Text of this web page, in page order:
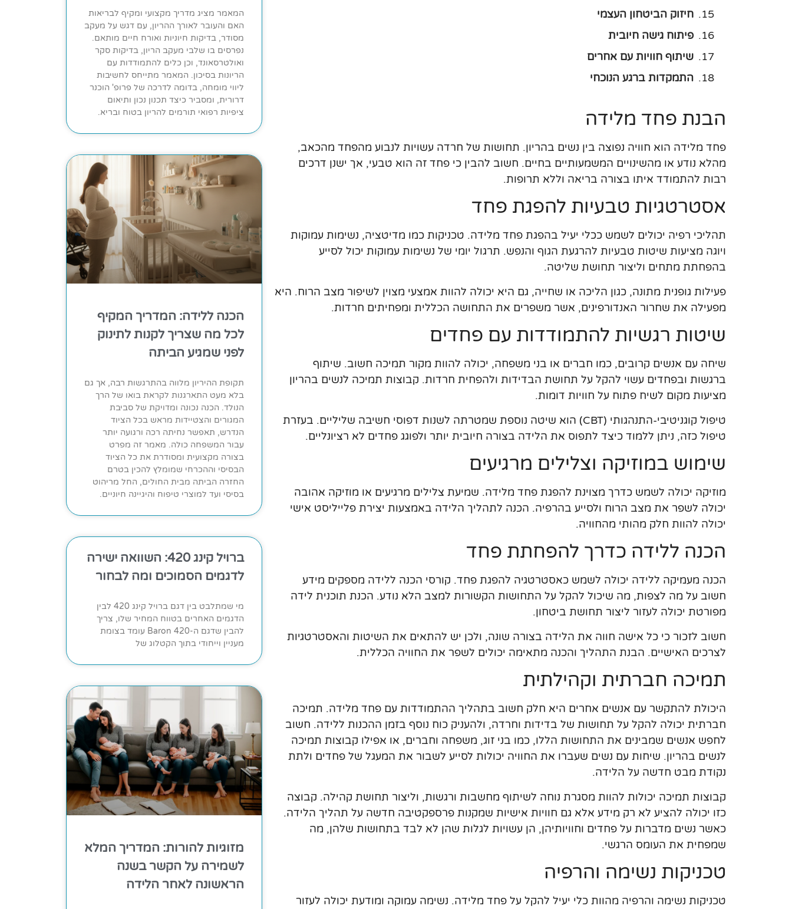
חיזוק הביטחון העצמי
פיתוח גישה חיובית
שיתוף חוויות עם אחרים
התמקדות ברגע הנוכחי
הבנת פחד מלידה
פחד מלידה הוא חוויה נפוצה בין נשים בהריון. תחושות של חרדה עשויות לנבוע מהפחד מהכאב,
מהלא נודע או מהשינויים המשמעותיים בחיים. חשוב להבין כי פחד זה הוא טבעי, אך ישנן דרכים
רבות להתמודד איתו בצורה בריאה וללא תרופות.
אסטרטגיות טבעיות להפגת פחד
תהליכי רפיה יכולים לשמש ככלי יעיל בהפגת פחד מלידה. טכניקות כמו מדיטציה, נשימות עמוקות
ויוגה מציעות שיטות טבעיות להרגעת הגוף והנפש. תרגול יומי של נשימות עמוקות יכול לסייע
בהפחתת מתחים וליצור תחושת שליטה.
פעילות גופנית מתונה, כגון הליכה או שחייה, גם היא יכולה להוות אמצעי מצוין לשיפור מצב הרוח. היא
מפעילה את שחרור האנדורפינים, אשר משפרים את התחושה הכללית ומפחיתים חרדות.
שיטות רגשיות להתמודדות עם פחדים
שיחה עם אנשים קרובים, כמו חברים או בני משפחה, יכולה להוות מקור תמיכה חשוב. שיתוף
ברגשות ובפחדים עשוי להקל על תחושת הבדידות ולהפחית חרדות. קבוצות תמיכה לנשים בהריון
מציעות מקום לשיח פתוח על חוויות דומות.
טיפול קוגניטיבי-התנהגותי (CBT) הוא שיטה נוספת שמטרתה לשנות דפוסי חשיבה שליליים. בעזרת
טיפול כזה, ניתן ללמוד כיצד לתפוס את הלידה בצורה חיובית יותר ולפוגג פחדים לא רציונליים.
שימוש במוזיקה וצלילים מרגיעים
מוזיקה יכולה לשמש כדרך מצוינת להפגת פחד מלידה. שמיעת צלילים מרגיעים או מוזיקה אהובה
יכולה לשפר את מצב הרוח ולסייע בהרפיה. הכנה לתהליך הלידה באמצעות יצירת פלייליסט אישי
יכולה להוות חלק מהותי מהחוויה.
הכנה ללידה כדרך להפחתת פחד
הכנה מעמיקה ללידה יכולה לשמש כאסטרטגיה להפגת פחד. קורסי הכנה ללידה מספקים מידע
חשוב על מה לצפות, מה שיכול להקל על התחושות הקשורות למצב הלא נודע. הכנת תוכנית לידה
מפורטת יכולה לעזור ליצור תחושת ביטחון.
חשוב לזכור כי כל אישה חווה את הלידה בצורה שונה, ולכן יש להתאים את השיטות והאסטרטגיות
לצרכים האישיים. הבנת התהליך והכנה מתאימה יכולים לשפר את החוויה הכללית.
תמיכה חברתית וקהילתית
היכולת להתקשר עם אנשים אחרים היא חלק חשוב בתהליך ההתמודדות עם פחד מלידה. תמיכה
חברתית יכולה להקל על תחושות של בדידות וחרדה, ולהעניק כוח נוסף בזמן ההכנות ללידה. חשוב
לחפש אנשים שמבינים את התחושות הללו, כמו בני זוג, משפחה וחברים, או אפילו קבוצות תמיכה
לנשים בהריון. שיחות עם נשים שעברו את החוויה יכולות לסייע לשבור את המעגל של פחדים ולתת
נקודת מבט חדשה על הלידה.
קבוצות תמיכה יכולות להוות מסגרת נוחה לשיתוף מחשבות ורגשות, וליצור תחושת קהילה. קבוצה
כזו יכולה להציע לא רק מידע אלא גם חוויות אישיות שמקנות פרספקטיבה חדשה על תהליך הלידה.
כאשר נשים מדברות על פחדים וחוויותיהן, הן עשויות לגלות שהן לא לבד בתחושות שלהן, מה
שמפחית את העומס הרגשי.
טכניקות נשימה והרפיה
טכניקות נשימה והרפיה מהוות כלי יעיל להקל על פחד מלידה. נשימה עמוקה ומודעת יכולה לעזור
המאמר מציג מדריך מקצועי ומקיף לבריאות
האם והעובר לאורך ההריון, עם דגש על מעקב
מסודר, בדיקות חיוניות ואורח חיים מותאם.
נפרסים בו שלבי מעקב הריון, בדיקות סקר
ואולטרסאונד, וכן כלים להתמודדות עם
הריונות בסיכון. המאמר מתייחס לחשיבות
ליווי מומחה, בדומה לדרכה של פרופ' הוכנר
דרורית, ומסביר כיצד תכנון נכון ותיאום
ציפיות רפואי תורמים להריון בטוח ובריא.
הכנה ללידה: המדריך המקיף
לכל מה שצריך לקנות לתינוק
לפני שמגיע הביתה
תקופת ההיריון מלווה בהתרגשות רבה, אך גם
בלא מעט התארגנות לקראת בואו של הרך
הנולד. הכנה נכונה ומדויקת של סביבת
המגורים והצטיידות מראש בכל הציוד
הנדרש, תאפשר נחיתה רכה ורגועה יותר
עבור המשפחה כולה. מאמר זה מפרט
בצורה מקצועית ומסודרת את כל הציוד
הבסיסי וההכרחי שמומלץ להכין בטרם
החזרה הביתה מבית החולים, החל מריהוט
בסיסי ועד למוצרי טיפוח והיגיינה חיוניים.
ברויל קינג 420: השוואה ישירה
לדגמים הסמוכים ומה לבחור
מי שמתלבט בין דגם ברויל קינג 420 לבין
הדגמים האחרים בטווח המחיר שלו, צריך
להבין שדגם ה-Baron 420 עומד בצומת
מעניין וייחודי בתוך הקטלוג של
מזוגיות להורות: המדריך המלא
לשמירה על הקשר בשנה
הראשונה לאחר הלידה